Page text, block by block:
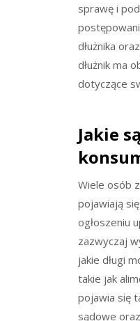
sprawę i
dłużnika
dłużnik ma
dotyczące
Jakie
Wiele osób
pojawiają
ogłoszeniu
zazwyczaj
jakie długi
takie jak
pojawia się
sądowe